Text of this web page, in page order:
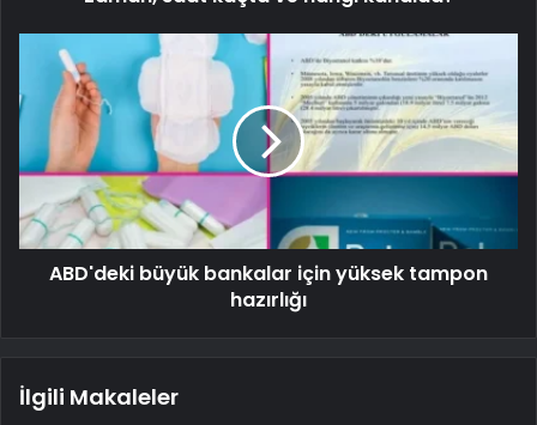
ABD'deki büyük bankalar için yüksek tampon
hazırlığı
İlgili Makaleler